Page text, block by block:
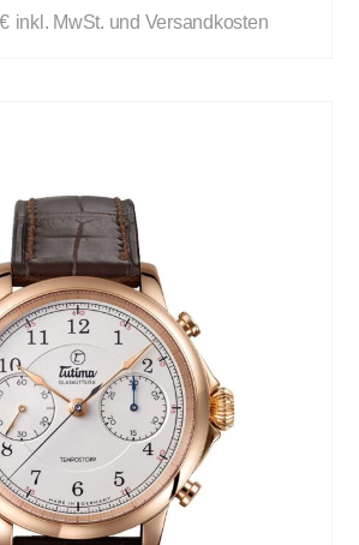
€ inkl. MwSt. und Versandkosten